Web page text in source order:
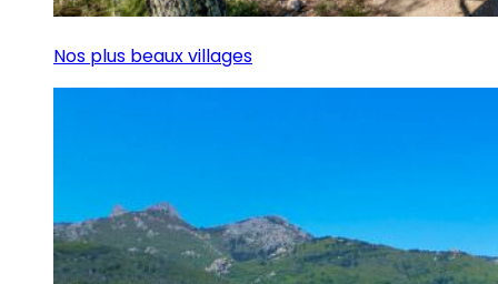
Nos plus beaux villages